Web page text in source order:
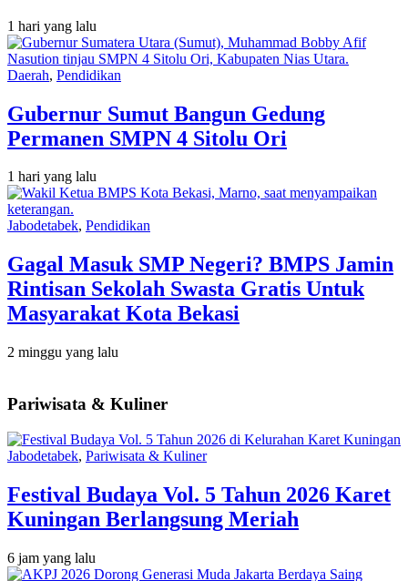
1 hari yang lalu
Daerah, Pendidikan
Gubernur Sumut Bangun Gedung
Permanen SMPN 4 Sitolu Ori
1 hari yang lalu
Jabodetabek, Pendidikan
Gagal Masuk SMP Negeri? BMPS Jamin
Rintisan Sekolah Swasta Gratis Untuk
Masyarakat Kota Bekasi
2 minggu yang lalu
Pariwisata & Kuliner
Jabodetabek, Pariwisata & Kuliner
Festival Budaya Vol. 5 Tahun 2026 Karet
Kuningan Berlangsung Meriah
6 jam yang lalu